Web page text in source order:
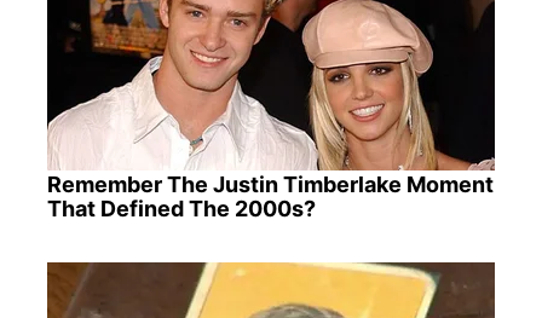
Remember The Justin Timberlake Moment
That Defined The 2000s?